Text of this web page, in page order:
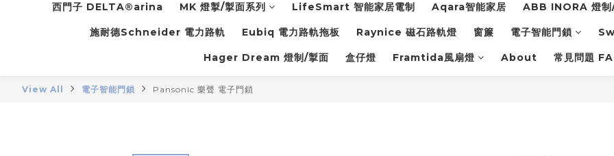
西門子 DELTA®arina MK 燈掣/掣面系列 LifeSmart 智能家居電制 Aqara智能家居 ABB INORA 燈制
施耐德Schneider 電力路軌 Eubiq 電力路軌拖板 Raynice 磁石路軌燈 窗簾 電子智能門鎖
Hager Dream 燈制/掣面 盒仔燈 Framtida風扇燈 About 常見問題
View All 電子智能門鎖 Pansonic 樂聲 電子門鎖